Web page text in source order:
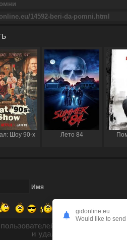
Шоу 90-х Лето 84
Имя
gidonline.eu
Would like to